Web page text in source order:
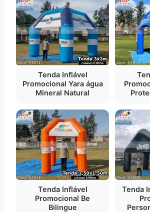
Tenda Inflável
Promocional Yara água
Mineral Natural
Tenda Inflável
Promocional Be
Bilingue
Tenda